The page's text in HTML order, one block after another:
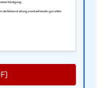
Kündigung.
die Rückerstattung eventuell bereits gezahlter